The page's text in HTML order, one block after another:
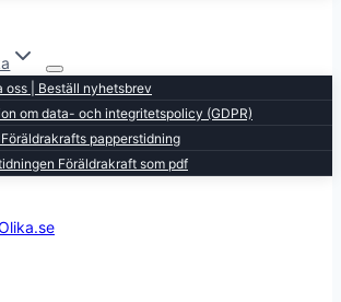
oss | Beställ nyhetsbrev
om data- och integritetspolicy (GDPR)
papperstidning
Föräldrakraft som pdf